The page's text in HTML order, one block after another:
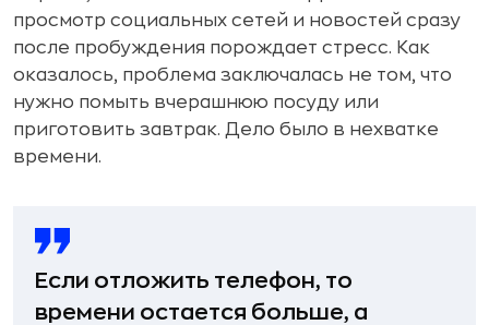
просмотр социальных сетей и новостей сразу
после пробуждения порождает стресс. Как
оказалось, проблема заключалась не том, что
нужно помыть вчерашнюю посуду или
приготовить завтрак. Дело было в нехватке
времени.
Если отложить телефон, то
времени остается больше, а